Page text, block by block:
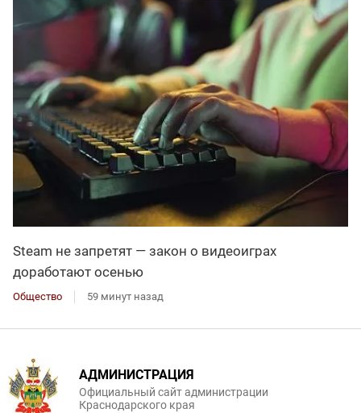
Steam не запретят — закон о видеоиграх
доработают осенью
Общество 59 минут назад
АДМИНИСТРАЦИЯ
Официальный сайт администрации
Краснодарского края